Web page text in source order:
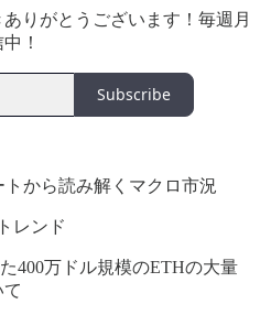
りがとうございます！毎週月
！
Subscribe
トから読み解くマクロ市況
レンド
400万ドル規模のETHの大量